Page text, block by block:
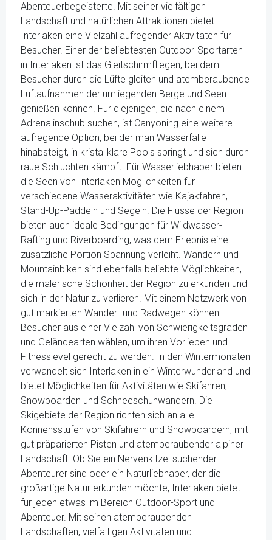
Abenteuerbegeisterte. Mit seiner vielfältigen
Landschaft und natürlichen Attraktionen bietet
Interlaken eine Vielzahl aufregender Aktivitäten für
Besucher. Einer der beliebtesten Outdoor-Sportarten
in Interlaken ist das Gleitschirmfliegen, bei dem
Besucher durch die Lüfte gleiten und atemberaubende
Luftaufnahmen der umliegenden Berge und Seen
genießen können. Für diejenigen, die nach einem
Adrenalinschub suchen, ist Canyoning eine weitere
aufregende Option, bei der man Wasserfälle
hinabsteigt, in kristallklare Pools springt und sich durch
raue Schluchten kämpft. Für Wasserliebhaber bieten
die Seen von Interlaken Möglichkeiten für
verschiedene Wasseraktivitäten wie Kajakfahren,
Stand-Up-Paddeln und Segeln. Die Flüsse der Region
bieten auch ideale Bedingungen für Wildwasser-
Rafting und Riverboarding, was dem Erlebnis eine
zusätzliche Portion Spannung verleiht. Wandern und
Mountainbiken sind ebenfalls beliebte Möglichkeiten,
die malerische Schönheit der Region zu erkunden und
sich in der Natur zu verlieren. Mit einem Netzwerk von
gut markierten Wander- und Radwegen können
Besucher aus einer Vielzahl von Schwierigkeitsgraden
und Geländearten wählen, um ihren Vorlieben und
Fitnesslevel gerecht zu werden. In den Wintermonaten
verwandelt sich Interlaken in ein Winterwunderland und
bietet Möglichkeiten für Aktivitäten wie Skifahren,
Snowboarden und Schneeschuhwandern. Die
Skigebiete der Region richten sich an alle
Könnensstufen von Skifahrern und Snowboardern, mit
gut präparierten Pisten und atemberaubender alpiner
Landschaft. Ob Sie ein Nervenkitzel suchender
Abenteurer sind oder ein Naturliebhaber, der die
großartige Natur erkunden möchte, Interlaken bietet
für jeden etwas im Bereich Outdoor-Sport und
Abenteuer. Mit seinen atemberaubenden
Landschaften, vielfältigen Aktivitäten und